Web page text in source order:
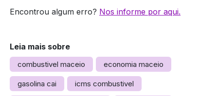
Encontrou algum erro? Nos informe por aqui.
Leia mais sobre
combustivel maceio economia maceio
gasolina cai icms combustivel